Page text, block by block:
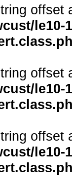
offset
offset
offset